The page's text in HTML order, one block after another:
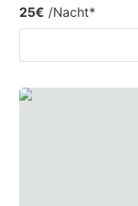
25€ /Nacht*